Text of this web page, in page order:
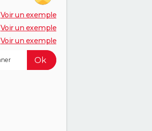
Voir un exemple
Voir un exemple
Voir un exemple